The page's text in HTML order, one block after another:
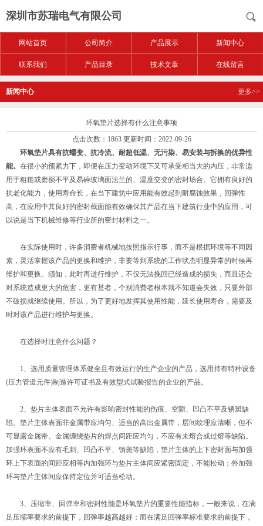
深圳市苏瑞电气有限公司
网站首页 公司简介 产品展示 新闻中心
联系我们 产品目录 技术文章 在线留言
新闻中心 更多>>
环氧垫片选择有什么注意事项
点击次数：1863 更新时间：2022-09-26
环氧垫片具有抗蠕变、抗冷流、耐超低温、无污染、易安装与拆换的优异性
能。 在很小的预紧力下，即便在压力变动环境下又可承受相当大的内压，非常适
用于粗糙或磨损不平及易碎玻璃面法兰的、温度交变的密封场合。它拥有良好的
抗老化能力，使用寿命长，在当下建筑中应用能有效起到耐腐蚀效果，回弹性
高，在应用中其良好的密封截面能有效确保其产品在当下建筑行业中的应用，可
以说是当下机械维修等行业所的密封材料之一。
在实际使用时，许多消费者机械地按照指示行事，而不是根据环境等不同因
素，灵活掌握该产品的更换和维护，非要等到系统的工作状态明显异常的时候再
维护和更换。须知，此时再进行维护，不仅无法挽回已经造成的损失，而且还会
对系统造成更大的危害，更有甚者，个别消费者根本就不知道会失效，只要外部
不破损就继续使用。所以，为了更好地发挥其使用性能，延长使用寿命，需要及
时对该产品进行维护与更换。
在选择时注意什么问题？
1、选用质量管理体系健全且有效运行的生产企业的产品，选用持有特种设备
(压力管道元件)制造许可证书及有效型式试验报告的企业的产品。
2、垫片主体表面不允许有影响密封性能的伤痕、空隙、凹凸不平及锈斑缺
陷。垫片主体表面非金属带应均匀、适当的高出金属带，层间纹理应清晰，但不
可显露金属带。金属缠绕垫片的焊点间距应均匀，不应有未熔合或过熔等缺陷。
加强环表面不应有毛刺、凹凸不平、锈斑等缺陷，垫片主体的上下密封面与加强
环上下表面的间距应相等内加强环与垫片主体间应紧密固定，不能松动；外加强
环与垫片主体间应保持定位并可适当松动。
3、压缩率、回弹率和密封性能是环氧垫片的重要性能指标，一般来说，在满
足压缩率要求的前提下，回弹率越高越好；而在满足回弹率标准要求的前提下，